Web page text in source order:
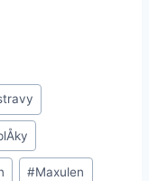
#Maxulen